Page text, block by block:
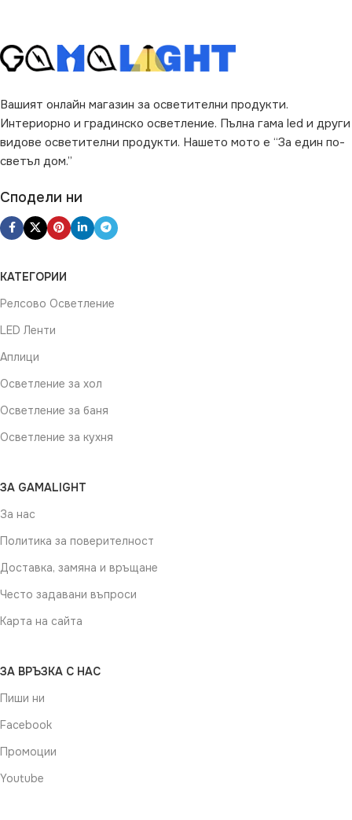
Вашият онлайн магазин за осветителни продукти.
Интериорно и градинско осветление. Пълна гама led и други
видове осветителни продукти. Нашето мото е “За един по-
светъл дом.”
Сподели ни
КАТЕГОРИИ
Релсово Осветление
LED Ленти
Аплици
Осветление за хол
Осветление за баня
Осветление за кухня
ЗА GAMALIGHT
За нас
Политика за поверителност
Доставка, замяна и връщане
Често задавани въпроси
Карта на сайта
ЗА ВРЪЗКА С НАС
Пиши ни
Facebook
Промоции
Youtube